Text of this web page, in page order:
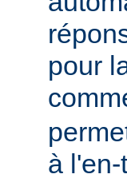
pour
à l'en-